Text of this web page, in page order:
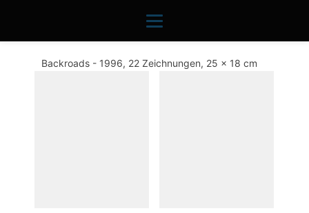
Backroads - 1996, 22 Zeichnungen, 25 x 18 cm